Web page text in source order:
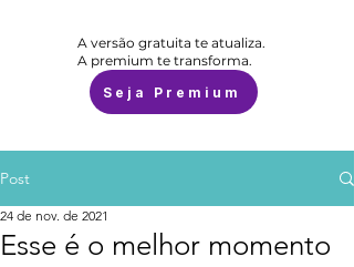
A versão gratuita te atualiza.
A premium te transforma.
Seja Premium
Post
Esse é o melhor momento
24 de nov. de 2021